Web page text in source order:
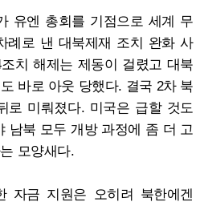
유엔 총회를 기점으로 세계 무
례로 낸 대북제재 조치 완화 사
치 해제는 제동이 걸렸고 대북
바로 아웃 당했다. 결국 2차 북
로 미뤄졌다. 미국은 급할 것도
남북 모두 개방 과정에 좀 더 고
모양새다.
자금 지원은 오히려 북한에겐